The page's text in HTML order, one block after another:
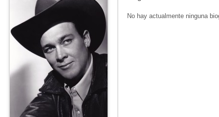
No hay actualmente ninguna